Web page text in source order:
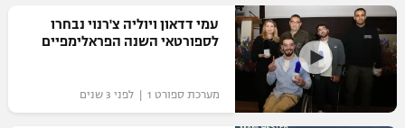
עמי דדאון ויוליה צ'רנוי נבחרו
לספורטאי השנה הפראלימפיים
מערכת ספורט 1 | לפני 3 שנים